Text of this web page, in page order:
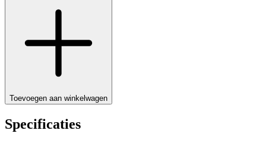
Toevoegen aan winkelwagen
Specificaties